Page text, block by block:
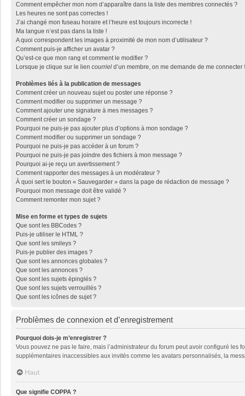
Comment empêcher mon nom d’apparaître dans la liste des membres connectés ?
Les heures ne sont pas correctes !
J’ai changé mon fuseau horaire et l’heure est toujours incorrecte !
Ma langue n’est pas dans la liste !
A quoi correspondent les images à proximité de mon nom d’utilisateur ?
Comment puis-je afficher un avatar ?
Qu’est-ce que mon rang et comment le modifier ?
Lorsque je clique sur le lien courriel d’un membre, on me demande de me connecter
Problèmes liés à la publication de messages
Comment créer un nouveau sujet ou poster une réponse ?
Comment modifier ou supprimer un message ?
Comment ajouter une signature à mes messages ?
Comment créer un sondage ?
Pourquoi ne puis-je pas ajouter plus d’options à mon sondage ?
Comment modifier ou supprimer un sondage ?
Pourquoi ne puis-je pas accéder à un forum ?
Pourquoi ne puis-je pas joindre des fichiers à mon message ?
Pourquoi ai-je reçu un avertissement ?
Comment rapporter des messages à un modérateur ?
À quoi sert le bouton « Sauvegarder » dans la page de rédaction de message ?
Pourquoi mon message doit être validé ?
Comment remonter mon sujet ?
Mise en forme et types de sujets
Que sont les BBCodes ?
Puis-je utiliser le HTML ?
Que sont les smileys ?
Puis-je publier des images ?
Que sont les annonces globales ?
Que sont les annonces ?
Que sont les sujets épinglés ?
Que sont les sujets verrouillés ?
Que sont les icônes de sujet ?
Problèmes de connexion et d’enregistrement
Pourquoi dois-je m’enregistrer ?
Vous pouvez ne pas le faire, mais l’administrateur du forum peut avoir configuré les
supplémentaires inaccessibles aux invités comme les avatars personnalisés, la
Haut
Que signifie COPPA ?